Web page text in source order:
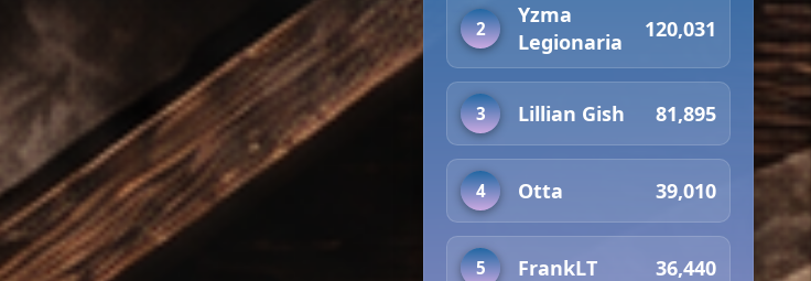
2
Yzma
Legionaria
120,031
3 Lillian Gish 81,895
4 Otta 39,010
5 FrankLT 36,440